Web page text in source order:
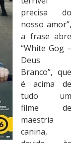
precisa do
nosso amor”,
a frase abre
“White Gog –
Deus
Branco”, que
é acima de
tudo um
filme de
maestria
canina,